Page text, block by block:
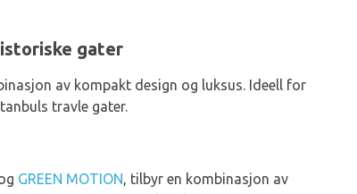
gater
av kompakt design og luksus. Ideell for
travle gater.
GREEN MOTION, tilbyr en kombinasjon av